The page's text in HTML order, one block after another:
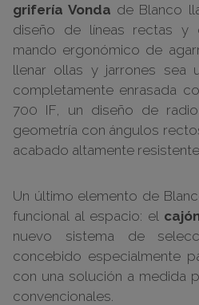
grifería Vonda de Blanco
diseño de líneas rectas y
mando ergonómico de
llenar ollas y jarrones sea
completamente enrasada
700 IF, un diseño de
geometría con ángulos
acabado altamente
Un último elemento de
funcional al espacio: el
nuevo sistema de
concebido especialmente
con una solución a medida
convencionales.